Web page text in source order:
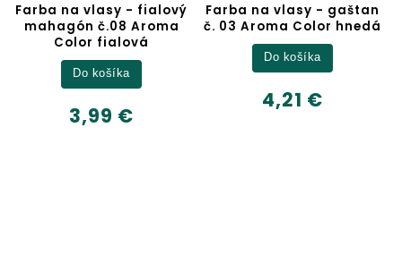
Farba na vlasy - fialový
mahagón č.08 Aroma
Color fialová
3,99 €
Do košíka
Farba na vlasy - gaštan
č. 03 Aroma Color hnedá
4,21 €
Do košíka